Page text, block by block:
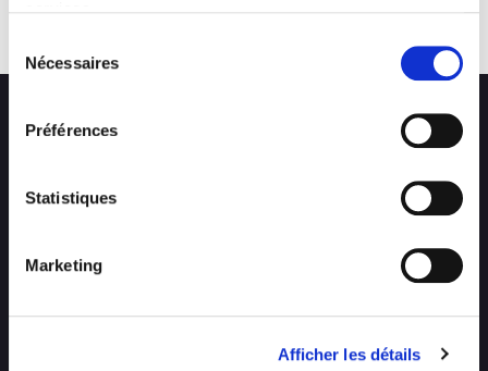
Nécessaires
Préférences
Statistiques
Marketing
Afficher les détails